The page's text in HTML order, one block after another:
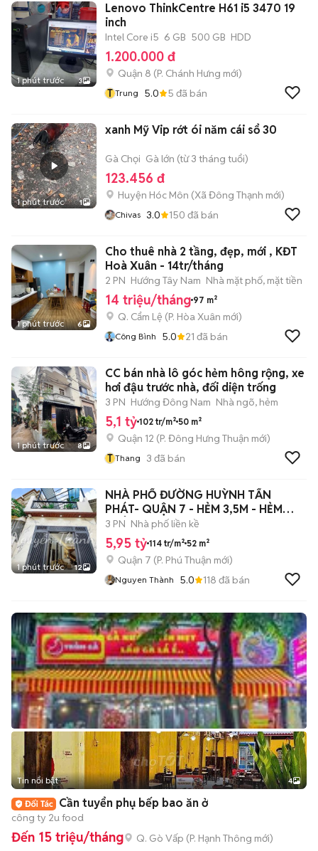
1 phút trước 3
Lenovo ThinkCentre H61 i5 3470 19
inch
Intel Core i5 6 GB 500 GB HDD
1.200.000 đ
Quận 8 (P. Chánh Hưng mới)
T Trung 5.0 5 đã bán
1 phút trước 1
xanh Mỹ Vip rớt ói năm cái sổ 30
Gà Chọi Gà lớn (từ 3 tháng tuổi)
123.456 đ
Huyện Hóc Môn (Xã Đông Thạnh mới)
Chivas 3.0 150 đã bán
1 phút trước 6
Cho thuê nhà 2 tầng, đẹp, mới , KĐT
Hoà Xuân - 14tr/tháng
2 PN Hướng Tây Nam Nhà mặt phố, mặt tiền
14 triệu/tháng 97 m²
Q. Cẩm Lệ (P. Hòa Xuân mới)
Công Bình 5.0 21 đã bán
1 phút trước 8
CC bán nhà lô góc hẻm hông rộng, xe
hơi đậu trước nhà, đối diện trống
3 PN Hướng Đông Nam Nhà ngõ, hẻm
5,1 tỷ 102 tr/m² 50 m²
Quận 12 (P. Đông Hưng Thuận mới)
T Thang 3 đã bán
1 phút trước 12
NHÀ PHỐ ĐƯỜNG HUỲNH TẤN
PHÁT- QUẬN 7 - HẺM 3,5M - HẺM
THÔNG.
3 PN Nhà phố liền kề
5,95 tỷ 114 tr/m² 52 m²
Quận 7 (P. Phú Thuận mới)
Nguyen Thành 5.0 118 đã bán
Tin nổi bật 4
Cần tuyển phụ bếp bao ăn ở
công ty 2u food
Đến 15 triệu/tháng Q. Gò Vấp (P. Hạnh Thông mới)